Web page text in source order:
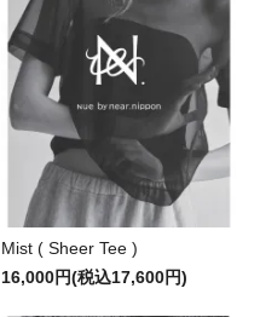
Mist ( Sheer Tee )
16,000円(税込17,600円)